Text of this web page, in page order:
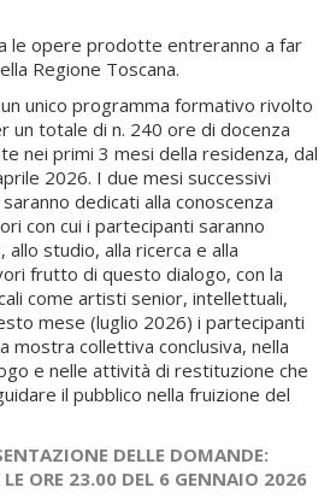
le opere prodotte entreranno a far
Regione Toscana.
unico programma formativo rivolto
un totale di n. 240 ore di docenza
nei primi 3 mesi della residenza, dal
2026. I due mesi successivi
dedicati alla conoscenza
con cui i partecipanti saranno
studio, alla ricerca e alla
frutto di questo dialogo, con la
come artisti senior, intellettuali,
mese (luglio 2026) i partecipanti
mostra collettiva conclusiva, nella
e nelle attività di restituzione che
il pubblico nella fruizione del
DELLE DOMANDE:
ORE 23.00 DEL 6 GENNAIO 2026